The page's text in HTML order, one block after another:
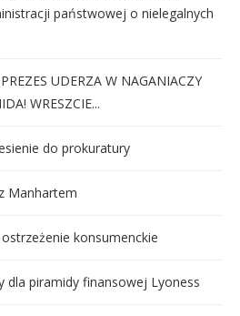
państwowej o nielegalnych
UDERZA W NAGANIACZY
WRESZCIE...
do prokuratury
Manhartem
konsumenckie
dla piramidy finansowej Lyoness